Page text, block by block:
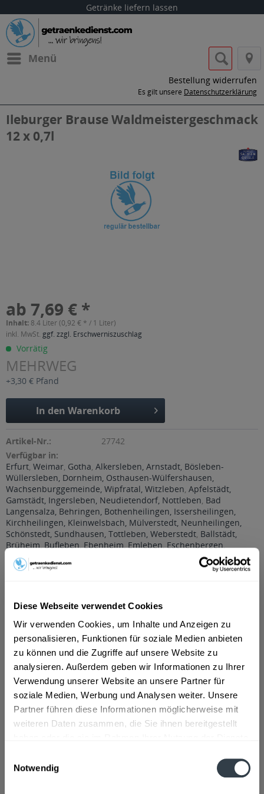
Diese Webseite verwendet Cookies
Wir verwenden Cookies, um Inhalte und Anzeigen zu
personalisieren, Funktionen für soziale Medien anbieten
zu können und die Zugriffe auf unsere Website zu
analysieren. Außerdem geben wir Informationen zu Ihrer
Verwendung unserer Website an unsere Partner für
soziale Medien, Werbung und Analysen weiter. Unsere
Partner führen diese Informationen möglicherweise mit
weiteren Daten zusammen, die Sie ihnen bereitgestellt
Notwendig
Getränke liefern lassen
Menü
Bestellung widerrufen
Es gilt unsere Datenschutzerklärung
Ileburger Brause Waldmeistergeschmack
12 x 0,7l
ab 7,69 € *
Inhalt: 8.4 Liter (0,92 € * / 1 Liter)
inkl. MwSt. ggf. zzgl. Erschwerniszuschlag
Vorrätig
MEHRWEG
+3,30 € Pfand
In den Warenkorb
Artikel-Nr.:
27742
Verfügbar in:
Erfurt, Weimar, Gotha, Alkersleben, Arnstadt, Bösleben-
Wüllersleben, Dornheim, Osthausen-Wülfershausen,
Wachsenburggemeinde, Wipfratal, Witzleben, Apfelstädt,
Gamstädt, Ingersleben, Neudietendorf, Nottleben, Bad
Langensalza, Behringen, Bothenheilingen, Issersheilingen,
Kirchheilingen, Kleinwelsbach, Mülverstedt, Neunheilingen,
Schönstedt, Sundhausen, Tottleben, Weberstedt, Ballstädt,
Brüheim, Bufleben, Ebenheim, Emleben, Eschenbergen,
Friedrichswerth, Friemar, Goldbach, Grabsleben,
Günthersleben, Haina, Hochheim, Molschleben, Mühlberg,
Nohra, Ottstedt am Berge, Utzberg
,Bienstädt, Dachwig,
Döllstädt, Gierstädt/Kleinfahner, Großfahner, Zimmernsupra
Döbritschen, Frankendorf, Großschwabhausen, Hammerstedt,
Hohlstedt, Kiliansroda, Kleinschwabhausen, Kromsdorf,
Lehnstedt, Magdala, Mechelroda, Mellingen, Umpferstedt
Elleben, Elxleben, Ichtershausen, Kirchheim,Georgenthal,
Gräfenhain, Herrenhof, Hohenkirchen, Petriroda,Großmölsen,
Kleinmölsen, Mönchenholzhausen, Ollendorf, Udestedt,
Klettbach, Rockhausen,Luisenthal, Ohrdruf, Wölfis
Beschreibung
mehr
x 0,7l"